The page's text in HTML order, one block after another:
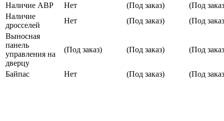
Наличие АВР
Нет (Под заказ)
(Под
Наличие
дросселей
Нет (Под заказ)
(Под
Выносная
панель
управления на
дверцу
(Под заказ) (Под заказ) (Под
Байпас Нет (Под заказ) (Под